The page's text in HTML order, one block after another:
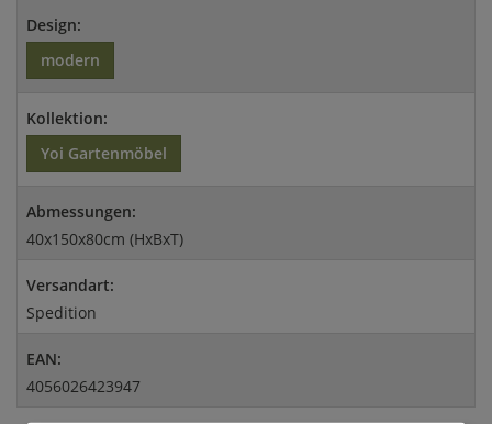
Design:
modern
Kollektion:
Yoi Gartenmöbel
Abmessungen:
40x150x80cm (HxBxT)
Versandart:
Spedition
EAN:
4056026423947